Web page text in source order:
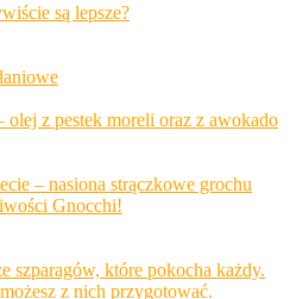
są lepsze?
z pestek moreli oraz z awokado
– nasiona strączkowe grochu
Gnocchi!
szparagów, które pokocha każdy.
z nich przygotować.